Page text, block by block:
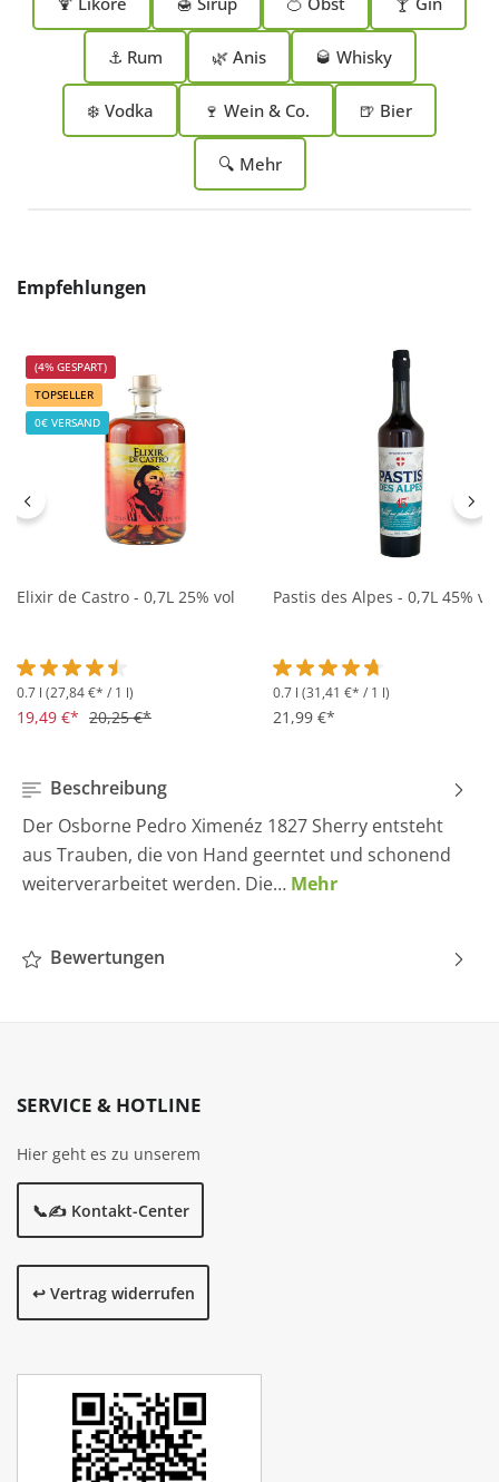
⚓ Rum 🌿 Anis 🥃 Whisky
❄️ Vodka 🍷 Wein & Co. 🍺 Bier
🔍 Mehr
Produktgalerie überspringen
Empfehlungen
(4% GESPART)
TOPSELLER
0€ VERSAND
Elixir de Castro - 0,7L 25% vol
Durchschnittliche Bewertung von 4.5 von 5 Sternen
0.7 l (27,84 €* / 1 l)
19,49 €* 20,25 €*
Pastis des Alpes - 0,7L 45% vol
Durchschnittliche
0.7 l (31,41 €* / 1 l)
21,99 €*
Beschreibung
Der Osborne Pedro Ximenéz 1827 Sherry entsteht
aus Trauben, die von Hand geerntet und schonend
weiterverarbeitet werden. Die… Mehr
Bewertungen
SERVICE & HOTLINE
Hier geht es zu unserem
📞✍️ Kontakt-Center
↩️ Vertrag widerrufen